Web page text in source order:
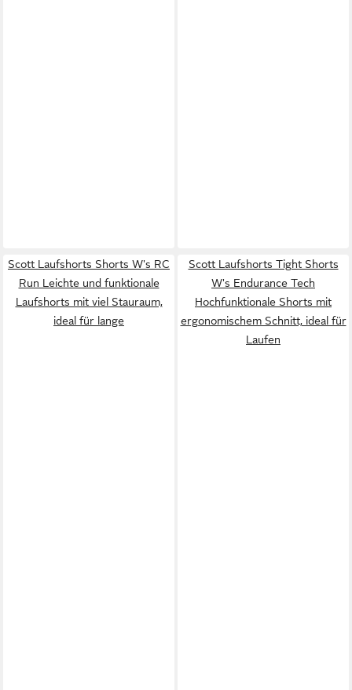
Scott Laufshorts Shorts W's RC
Run Leichte und funktionale
Laufshorts mit viel Stauraum,
ideal für lange
Scott Laufshorts Tight Shorts
W's Endurance Tech
Hochfunktionale Shorts mit
ergonomischem Schnitt, ideal für
Laufen